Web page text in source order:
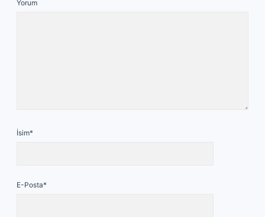
Yorum
İsim*
E-Posta*